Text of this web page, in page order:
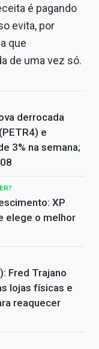
é pagando
evita, por
que
de uma vez só.
derrocada
e
3% na semana;
XP
elege o melhor
Fred Trajano
lojas físicas e
reaquecer